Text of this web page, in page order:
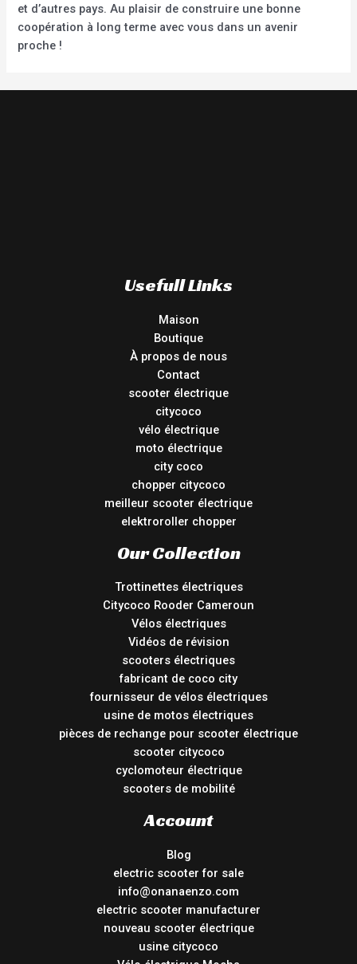
et d’autres pays. Au plaisir de construire une bonne
coopération à long terme avec vous dans un avenir
proche !
Usefull Links
Maison
Boutique
À propos de nous
Contact
scooter électrique
citycoco
vélo électrique
moto électrique
city coco
chopper citycoco
meilleur scooter électrique
elektroroller chopper
Our Collection
Trottinettes électriques
Citycoco Rooder Cameroun
Vélos électriques
Vidéos de révision
scooters électriques
fabricant de coco city
fournisseur de vélos électriques
usine de motos électriques
pièces de rechange pour scooter électrique
scooter citycoco
cyclomoteur électrique
scooters de mobilité
Account
Blog
electric scooter for sale
info@onanaenzo.com
electric scooter manufacturer
nouveau scooter électrique
usine citycoco